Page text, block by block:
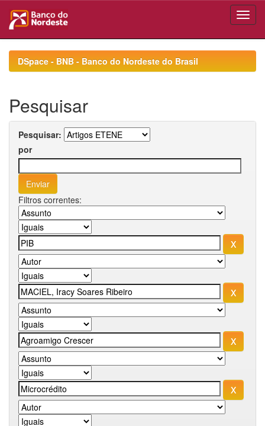
navigationDSpace - BNB - Banco do Nordeste do Brasil
Pesquisar
Pesquisar:
por
Filtros correntes: